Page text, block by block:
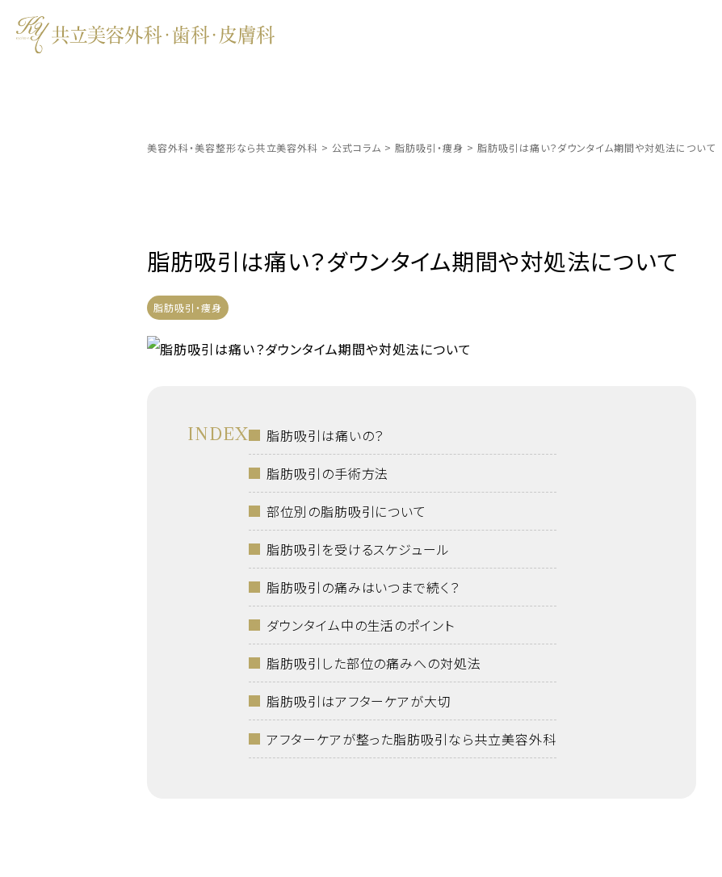
美容外科・美容整形なら共立美容外科 > 公式コラム > 脂肪吸引・痩身 > 脂肪吸引は痛い？ダウンタイム期間や対処法について
脂肪吸引は痛い？ダウンタイム期間や対処法について
脂肪吸引・痩身
INDEX
脂肪吸引は痛いの？
脂肪吸引の手術方法
部位別の脂肪吸引について
脂肪吸引を受けるスケジュール
脂肪吸引の痛みはいつまで続く？
ダウンタイム中の生活のポイント
脂肪吸引した部位の痛みへの対処法
脂肪吸引はアフターケアが大切
アフターケアが整った脂肪吸引なら共立美容外科